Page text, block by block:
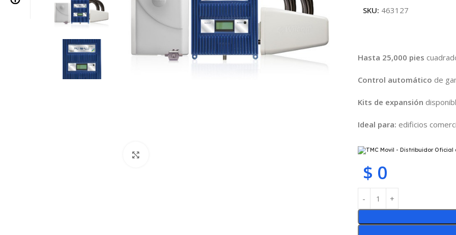
SKU: 463127
Hasta 25,000 pies
Control automático de
Kits de expansión
Ideal para: edificios
$ 0